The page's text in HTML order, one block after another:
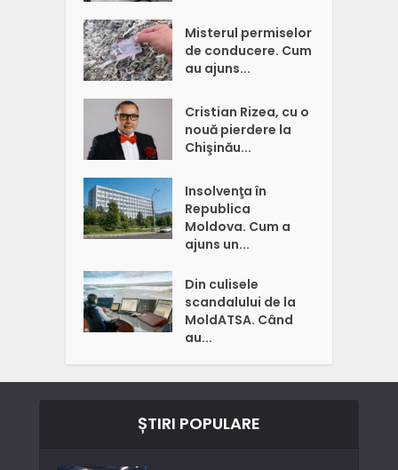
Misterul permiselor
de conducere. Cum
au ajuns...
Cristian Rizea, cu o
nouă pierdere la
Chişinău...
Insolvenţa în
Republica
Moldova. Cum a
ajuns un...
Din culisele
scandalului de la
MoldATSA. Când
au...
ȘTIRI POPULARE